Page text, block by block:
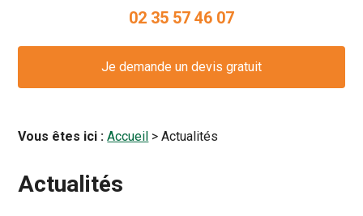
02 35 57 46 07
Je demande un devis gratuit
Vous êtes ici : Accueil > Actualités
Actualités